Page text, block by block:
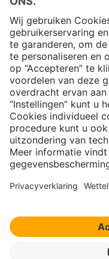
Copyright © 2026
Aanmelden →
Over ons